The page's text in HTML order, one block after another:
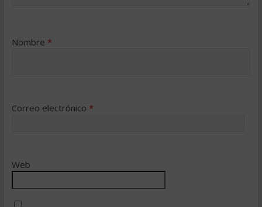
Nombre *
Correo electrónico *
Web